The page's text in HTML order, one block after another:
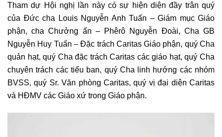
Tham dự Hội nghị lần này có sự hiện diện đầy trân quý
của Đức cha Louis Nguyễn Anh Tuấn – Giám mục Giáo
phận, cha Chưởng ấn – Phêrô Nguyễn Đoài, Cha GB
Nguyễn Huy Tuấn – Đặc trách Caritas Giáo phận, quý Cha
quản hạt, quý Cha đặc trách Caritas các giáo hạt, quý Cha
chuyên trách các tiểu ban, quý Cha linh hướng các nhóm
BVSS, quý Sr. Văn phòng Caritas, quý vị đại diện Caritas
và HĐMV các Giáo xứ trong Giáo phận.